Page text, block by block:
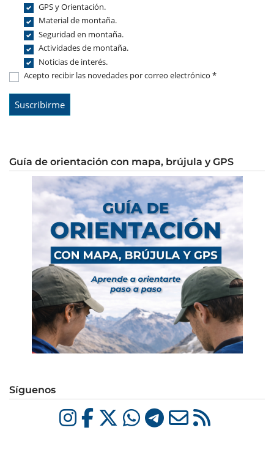
GPS y Orientación.
Material de montaña.
Seguridad en montaña.
Actividades de montaña.
Noticias de interés.
Acepto recibir las novedades por correo electrónico *
Guía de orientación con mapa, brújula y GPS
Síguenos